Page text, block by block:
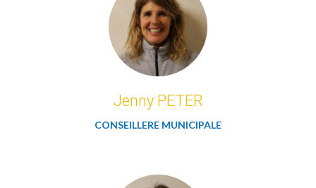
Jenny PETER
CONSEILLERE MUNICIPALE